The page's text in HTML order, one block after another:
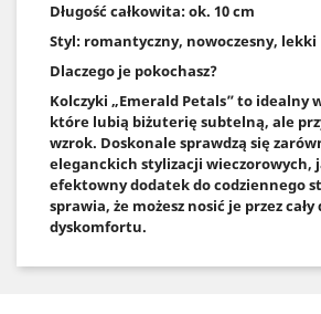
Długość całkowita: ok. 10 cm
Styl: romantyczny, nowoczesny, lekki
Dlaczego je pokochasz?
Kolczyki „Emerald Petals” to idealny
które lubią biżuterię subtelną, ale
wzrok. Doskonale sprawdzą się
eleganckich stylizacji wieczorowych,
efektowny dodatek do codziennego
sprawia, że możesz nosić je przez
dyskomfortu.